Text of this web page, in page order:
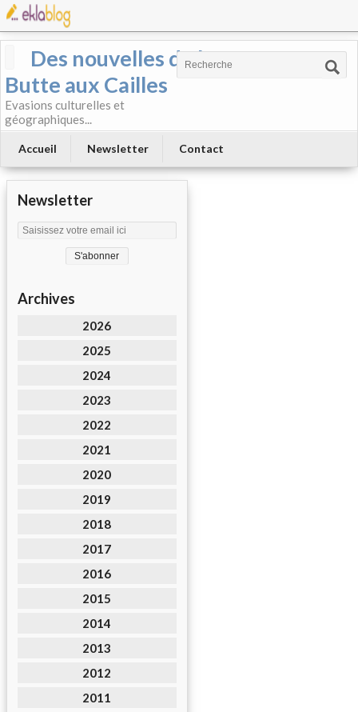
Des nouvelles de la
Butte aux Cailles
Evasions culturelles et
géographiques...
Accueil Newsletter Contact
Newsletter
Archives
2026
2025
2024
2023
2022
2021
2020
2019
2018
2017
2016
2015
2014
2013
2012
2011